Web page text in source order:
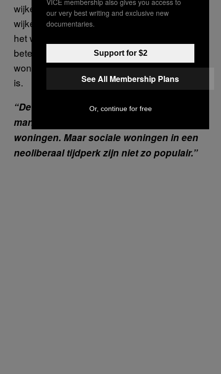
wijken die een functie vervullen, die andere
wijken in de stad niet kunnen. In deze zin zijn
het wijken die nuttig zijn voor velen. Maar dat
betekent natuurlijk niet dat het er gemakkelijk
wonen is, of alles rozengeur en maneschijn
is.
“De oplossing is om huisvesting uit de
marktlogica te halen. En sociale
woningen. Maar sociale woningen in een
neoliberaal tijdperk zijn niet zo populair.”
our very best writing and exclusive new
documentaries.
Support for $2
See All Membership Plans
Or, continue for free